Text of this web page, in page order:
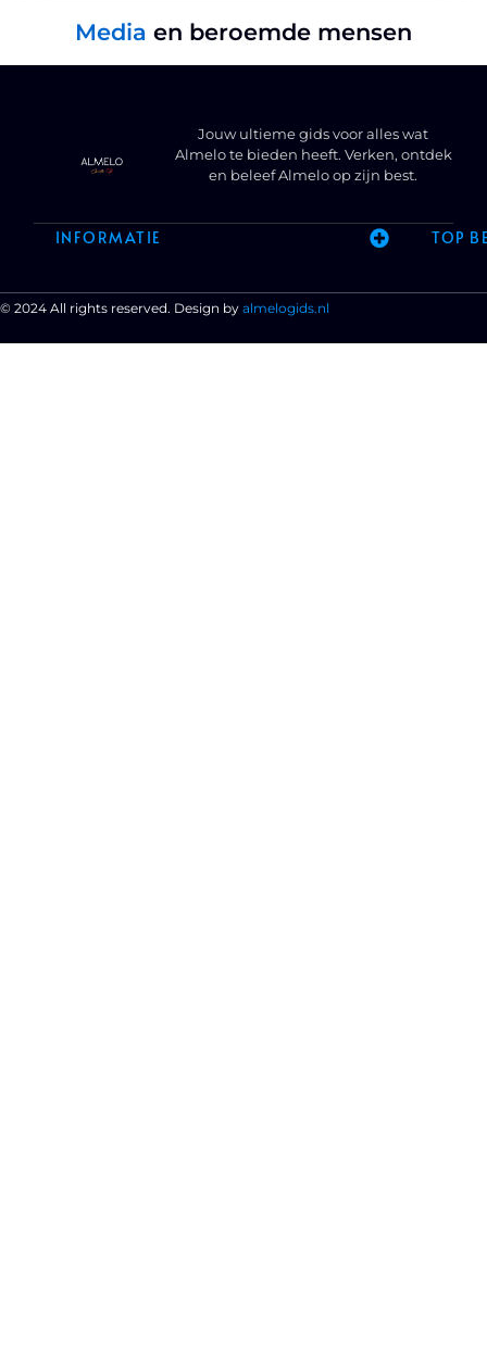
Media en beroemde mensen
Jouw ultieme gids voor alles wat
Almelo te bieden heeft. Verken, ontdek
en beleef Almelo op zijn best.
INFORMATIE TOP
© 2024 All rights reserved. Design by almelogids.nl